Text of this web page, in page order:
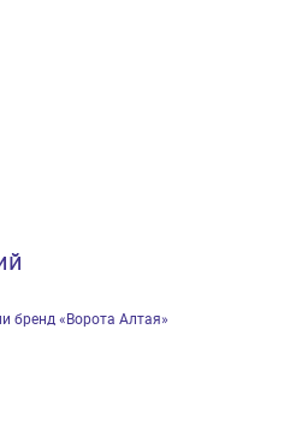
бренд «Ворота Алтая»